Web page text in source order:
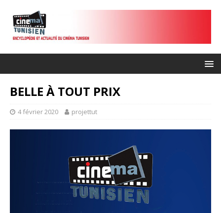
BELLE À TOUT PRIX
4 février 2020 projettut